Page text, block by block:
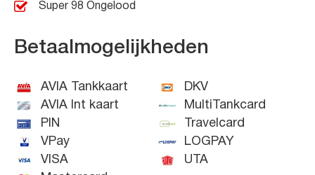
Super 98 Ongelood
Betaalmogelijkheden
AVIA Tankkaart
AVIA Int kaart
PIN
VPay
VISA
DKV
MultiTankcard
Travelcard
LOGPAY
UTA